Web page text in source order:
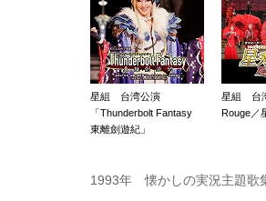
星組 台湾公演
「Thunderbolt Fantasy
東離劍遊紀」
星組 台
Rouge／
1993年 懐かしの実況主題歌